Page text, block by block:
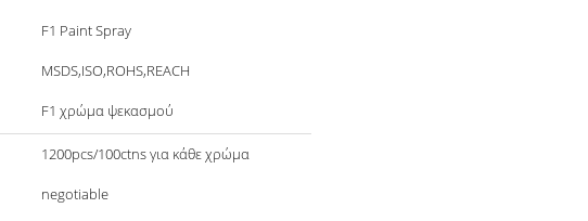
F1 Paint Spray
MSDS,ISO,ROHS,REACH
F1 χρώμα ψεκασμού
1200pcs/100ctns για κάθε χρώμα
negotiable